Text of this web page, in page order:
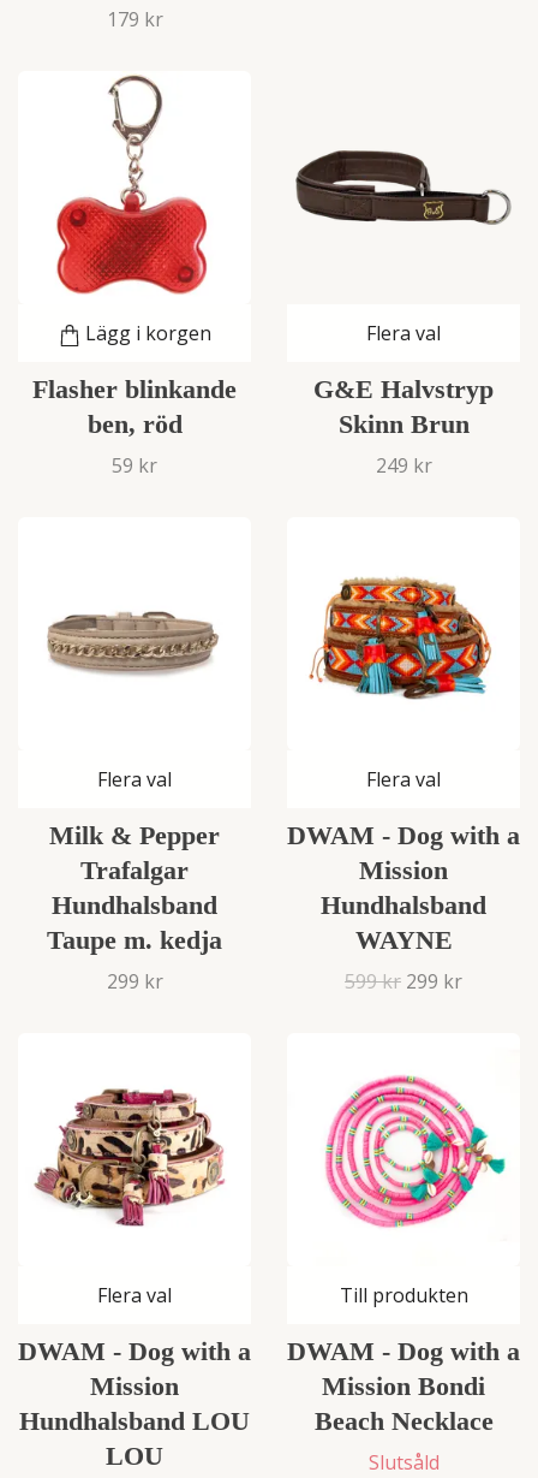
179 kr
Lägg i korgen
Flasher blinkande
ben, röd
59 kr
Flera val
G&E Halvstryp
Skinn Brun
249 kr
Flera val
Milk & Pepper
Trafalgar
Hundhalsband
Taupe m. kedja
299 kr
Flera val
DWAM - Dog with a
Mission
Hundhalsband
WAYNE
599 kr 299 kr
Flera val
DWAM - Dog with a
Mission
Hundhalsband LOU
LOU
Till produkten
DWAM - Dog with a
Mission Bondi
Beach Necklace
Slutsåld